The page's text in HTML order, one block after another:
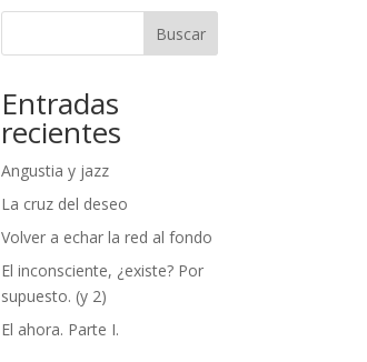
Buscar
Entradas
recientes
Angustia y jazz
La cruz del deseo
Volver a echar la red al fondo
El inconsciente, ¿existe? Por
supuesto. (y 2)
El ahora. Parte I.